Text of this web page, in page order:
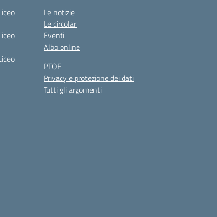
Le notizie
Le circolari
Eventi
Albo online
PTOF
Privacy e protezione dei dati
Tutti gli argomenti